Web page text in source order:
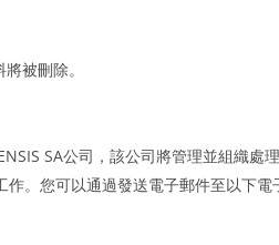
被刪除。
SA公司，該公司將管理並組織處理
。您可以通過發送電子郵件至以下